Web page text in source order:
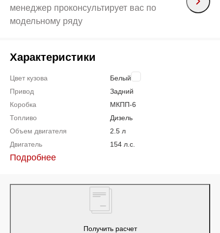
менеджер проконсультирует вас по
модельному ряду
Характеристики
Цвет кузова
Белый
Привод
Задний
Коробка
МКПП-6
Топливо
Дизель
Объем двигателя
2.5 л
Двигатель
154 л.с.
Подробнее
Получить расчет